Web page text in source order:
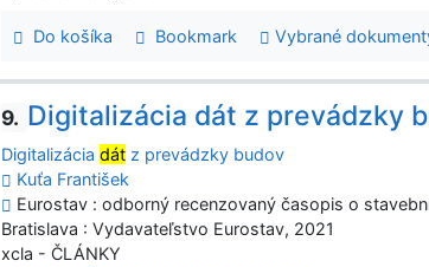
Do košíka Bookmark Vybrané
9. Digitalizácia dát z prevádzky
Digitalizáciadát z prevádzky budov
Kuťa František
Eurostav : odborný recenzovaný časopis o
Bratislava : Vydavateľstvo Eurostav, 2021
xcla - ČLÁNKY